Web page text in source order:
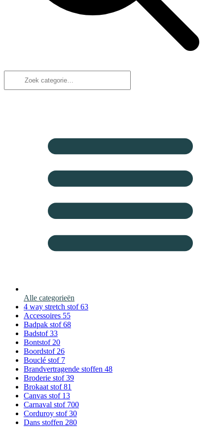
Alle categorieën
4 way stretch stof 63
Accessoires 55
Badpak stof 68
Badstof 33
Bontstof 20
Boordstof 26
Bouclé stof 7
Brandvertragende stoffen 48
Broderie stof 39
Brokaat stof 81
Canvas stof 13
Carnaval stof 700
Corduroy stof 30
Dans stoffen 280